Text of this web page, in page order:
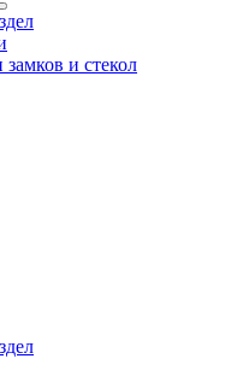
и стекол